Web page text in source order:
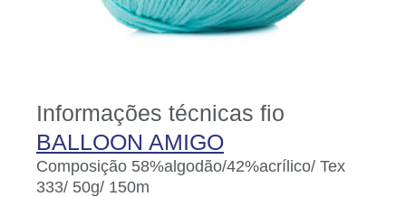
Informações técnicas fio
BALLOON AMIGO
Composição 58%algodão/42%acrílico/ Tex
333/ 50g/ 150m